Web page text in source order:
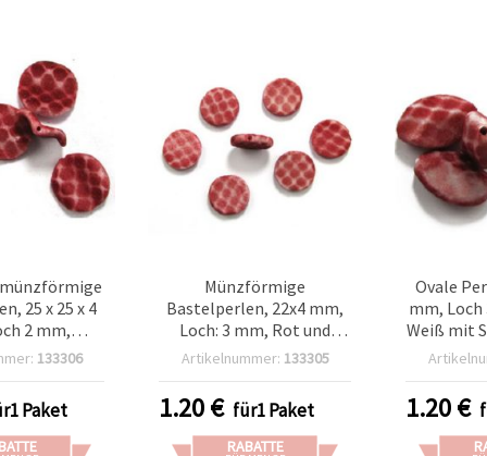
25 x 25 x 4
2 mm,
Rot & Weiß,
133306
Paket
Münzförmige
Bastelperlen, 22x4 mm,
Loch: 3 mm, Rot und
Weiß, Samtoptik, 50 g
Artikelnummer: 133305
1.20€ für1 Paket
RABATTE
Ovale
mm, Loch
Weiß mit
1.20€